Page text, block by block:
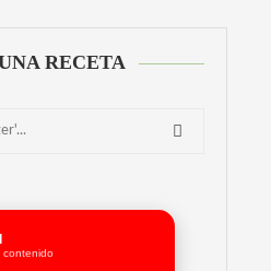
RECETA
contenido